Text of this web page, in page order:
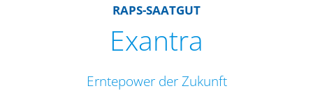
RAPS-SAATGUT
Exantra
Erntepower der Zukunft